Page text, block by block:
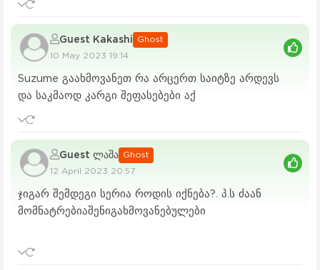
Guest Kakashi Ghost
10 May 2023 19:14
Suzume გაახმოვანეთ რა არცერთ საიტზე არდევს
და საკმაოდ კარგი შეფასებები აქ
Guest ლაშა Ghost
12 April 2023 20:57
ჯიგარ შემდეგი სერია როდის იქნება?. პ.ს ძაან
მომნატრებიაშენიგახმოვანებულები